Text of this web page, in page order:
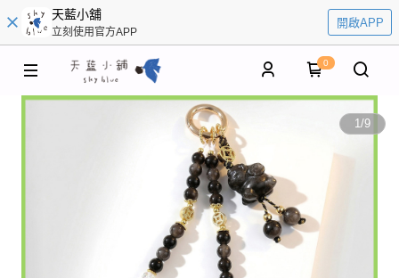
天藍小舖
立刻使用官方APP
開啟APP
0
1/9